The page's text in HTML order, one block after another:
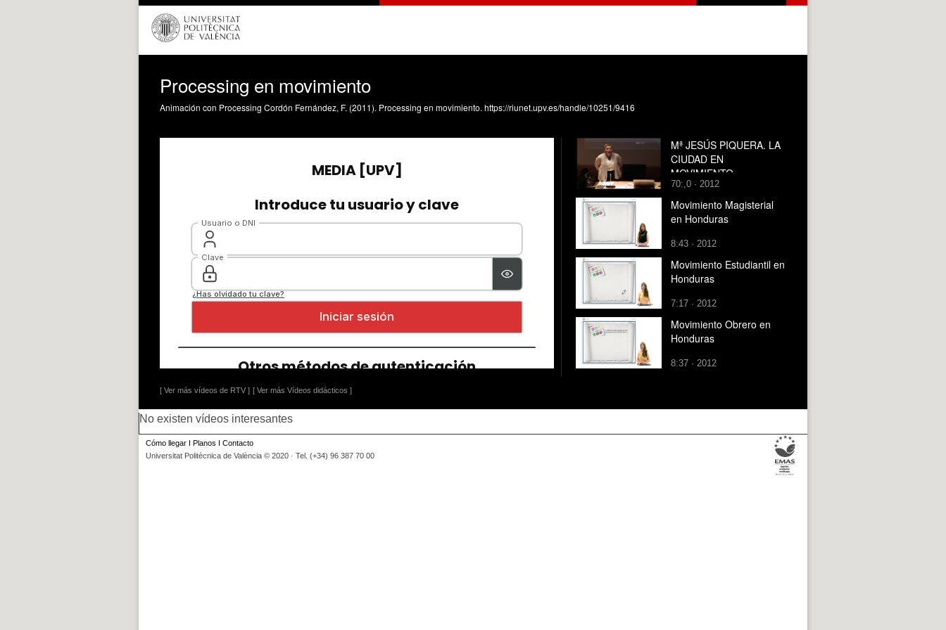
Processing en movimiento
Animación con Processing Cordón Fernández, F. (2011). Processing en movimiento. https://riunet.upv.es/handle/10251/9416
[ Ver más vídeos de RTV ] [ Ver más Vídeos didácticos ]
Mª JESÚS PIQUERA. LA
CIUDAD EN
MOVIMIENTO
70:,0 · 2012
Movimiento Magisterial
en Honduras
8:43 · 2012
Movimiento Estudiantil en
Honduras
7:17 · 2012
Movimiento Obrero en
Honduras
8:37 · 2012
No existen vídeos interesantes
Cómo llegar I Planos I Contacto
Universitat Politècnica de València © 2020 · Tel. (+34) 96 387 70 00